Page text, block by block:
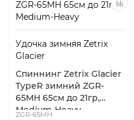
Удочка зимняя Zetrix
Glacier
Спиннинг Zetrix Glacier
TypeR зимний ZGR-
65MH 65см до 21гр,
Medium-Heavy
ZGR-65MH